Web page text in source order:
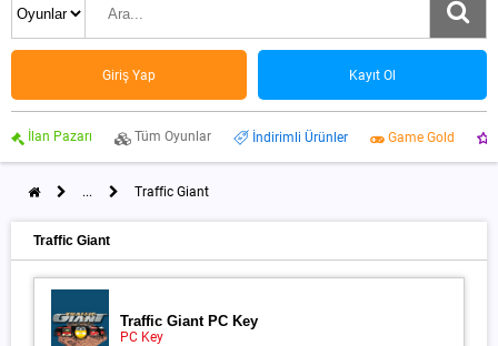
Giriş Yap Kayıt Ol
İlan Pazarı Tüm Oyunlar İndirimli Ürünler Game Gold
... Traffic Giant
Traffic Giant
Traffic Giant PC Key
PC Key